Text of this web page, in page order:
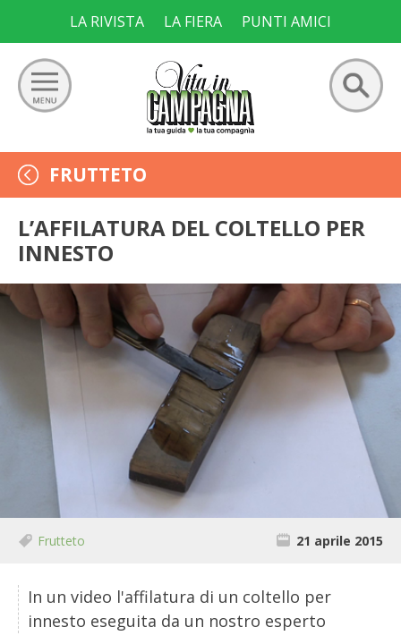
content
LA RIVISTA LA FIERA PUNTI AMICI
Ricerca
per:
GIARDINO
ORTO
FRUTTETO
VIGNETO
ALLEVAMENTI
BIODIVERSITÀ
CUCINA
PRODOTTI
FARFALLE DELLA CAMPAGNA
PICCOLO POLLAIO
STORIE DEI LETTORI
FRUTTETO
L’AFFILATURA DEL COLTELLO PER
INNESTO
Frutteto 21 aprile 2015
In un video l'affilatura di un coltello per
innesto eseguita da un nostro esperto